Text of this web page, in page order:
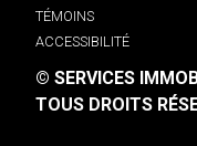
TÉMOINS
ACCESSIBILITÉ
© SERVICES
TOUS DROITS